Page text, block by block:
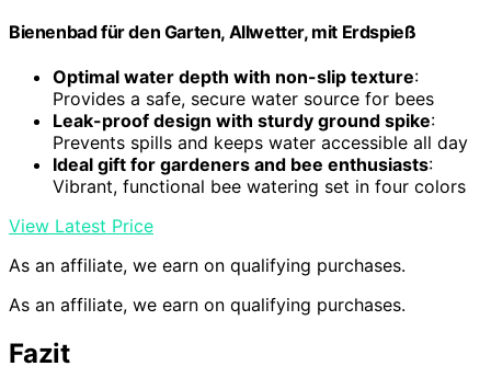
Bienenbad für den Garten, Allwetter, mit Erdspieß
Optimal water depth with non-slip texture:
Provides a safe, secure water source for bees
Leak-proof design with sturdy ground spike:
Prevents spills and keeps water accessible all day
Ideal gift for gardeners and bee enthusiasts:
Vibrant, functional bee watering set in four colors
View Latest Price
As an affiliate, we earn on qualifying purchases.
As an affiliate, we earn on qualifying purchases.
Fazit